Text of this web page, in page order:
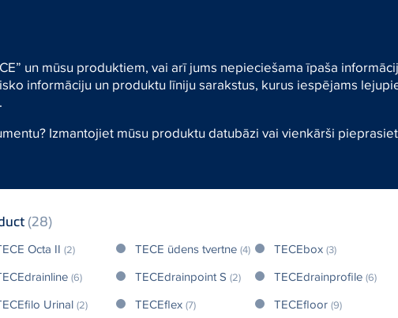
un mūsu produktiem, vai arī jums nepieciešama īpaša
informāciju un produktu līniju sarakstus, kurus iespējams
Izmantojiet mūsu produktu datubāzi vai vienkārši
(28)
Octa II(2) TECE ūdens tvertne (4) TECEbox (3)
(6) TECEdrainpoint S (2) TECEdrainprofile (6)
Urinal(2) TECEflex (7) TECEfloor (9)